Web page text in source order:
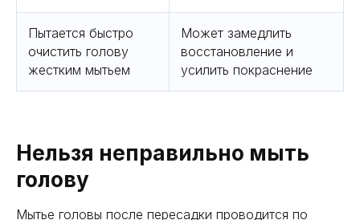
Пытается быстро
очистить голову
жестким мытьем
Может замедлить
восстановление и
усилить покраснение
Нельзя неправильно мыть
голову
Мытье головы после пересадки проводится по